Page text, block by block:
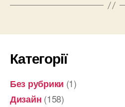
Категорії
Без рубрики (1)
Дизайн (158)